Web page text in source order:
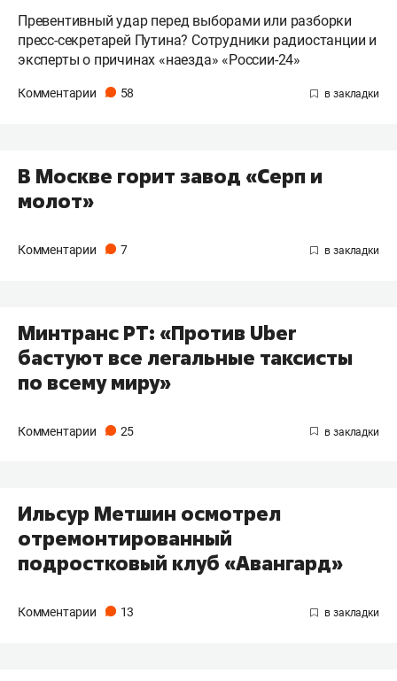
Превентивный удар перед выборами или разборки
пресс-секретарей Путина? Сотрудники радиостанции и
эксперты о причинах «наезда» «России-24»
Комментарии 58
В Москве горит завод «Серп и
молот»
Комментарии 7
Минтранс РТ: «Против Uber
бастуют все легальные таксисты
по всему миру»
Комментарии 25
Ильсур Метшин осмотрел
отремонтированный
подростковый клуб «Авангард»
Комментарии 13